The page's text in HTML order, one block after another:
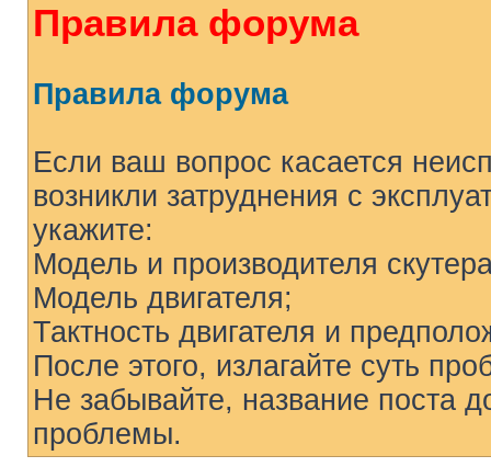
Правила форума
Правила форума
Если ваш вопрос касается
возникли затруднения с
укажите:
Модель и производителя
Модель двигателя;
Тактность двигателя и
После этого, излагайте суть
Не забывайте, название поста
проблемы.